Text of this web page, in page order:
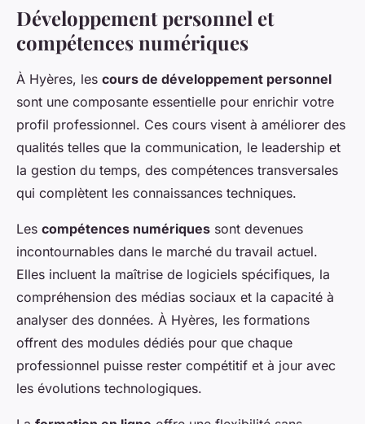
Développement personnel et
compétences numériques
À Hyères, les cours de développement personnel
sont une composante essentielle pour enrichir votre
profil professionnel. Ces cours visent à améliorer des
qualités telles que la communication, le leadership et
la gestion du temps, des compétences transversales
qui complètent les connaissances techniques.
Les compétences numériques sont devenues
incontournables dans le marché du travail actuel.
Elles incluent la maîtrise de logiciels spécifiques, la
compréhension des médias sociaux et la capacité à
analyser des données. À Hyères, les formations
offrent des modules dédiés pour que chaque
professionnel puisse rester compétitif et à jour avec
les évolutions technologiques.